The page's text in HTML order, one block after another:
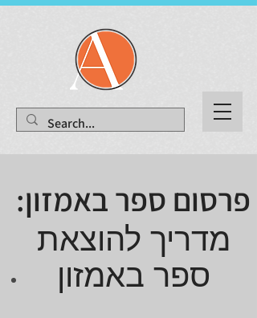
פרסום ספר באמזון:
מדריך להוצאת
ספר באמזון